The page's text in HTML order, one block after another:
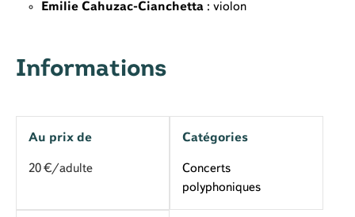
Emilie Cahuzac-Cianchetta : violon
Informations
Au prix de
20 €/adulte
Catégories
Concerts
polyphoniques